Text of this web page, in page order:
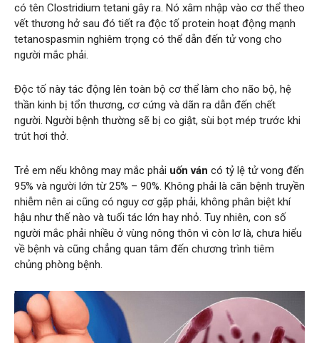
có tên Clostridium tetani gây ra. Nó xâm nhập vào cơ thể theo
vết thương hở sau đó tiết ra độc tố protein hoạt động mạnh
tetanospasmin nghiêm trọng có thể dẫn đến tử vong cho
người mắc phải.
Độc tố này tác động lên toàn bộ cơ thể làm cho não bộ, hệ
thần kinh bị tổn thương, cơ cứng và dãn ra dẫn đến chết
người. Người bệnh thường sẽ bị co giật, sùi bọt mép trước khi
trút hơi thở.
Trẻ em nếu không may mắc phải uốn ván có tỷ lệ tử vong đến
95% và người lớn từ 25% – 90%. Không phải là căn bệnh truyền
nhiễm nên ai cũng có nguy cơ gặp phải, không phân biệt khí
hậu như thế nào và tuổi tác lớn hay nhỏ. Tuy nhiên, con số
người mắc phải nhiều ở vùng nông thôn vì còn lơ là, chưa hiểu
về bệnh và cũng chẳng quan tâm đến chương trình tiêm
chủng phòng bệnh.